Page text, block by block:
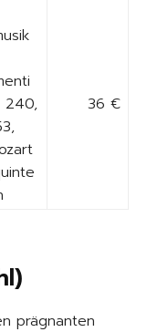
240,
36 €
prägnanten